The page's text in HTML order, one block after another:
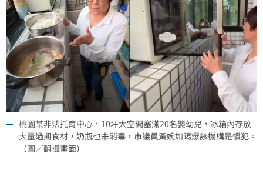
桃園某非法托育中心，10坪大空間塞滿20名嬰幼兒，冰箱內存放
大量過期食材，奶瓶也未消毒，市議員黃婉如踢爆該機構是慣犯。
（圖／翻攝畫面）